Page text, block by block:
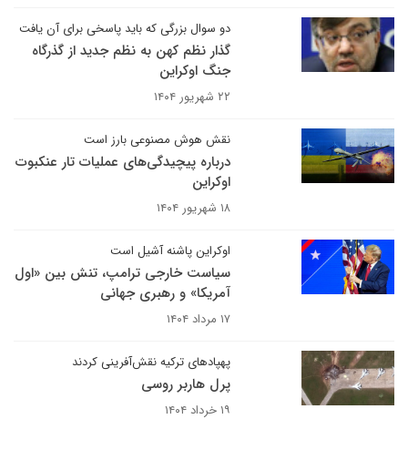
دو سوال بزرگی که باید پاسخی برای آن یافت
گذار نظم کهن به نظم جدید از گذرگاه
جنگ اوکراین
۲۲ شهریور ۱۴۰۴
نقش هوش مصنوعی بارز است
درباره پیچیدگی‌های عملیات تار عنکبوت
اوکراین
۱۸ شهریور ۱۴۰۴
اوکراین پاشنه آشیل است
سیاست خارجی ترامپ، تنش بین «اول
آمریکا» و رهبری جهانی
۱۷ مرداد ۱۴۰۴
پهپادهای ترکیه نقش‌آفرینی کردند
پرل هاربر روسی
۱۹ خرداد ۱۴۰۴